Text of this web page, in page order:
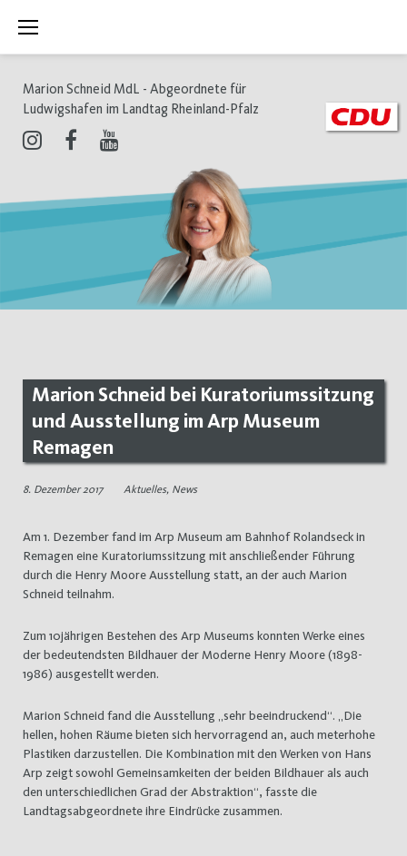
Inhalt
Marion Schneid MdL - Abgeordnete für
Ludwigshafen im Landtag Rheinland-Pfalz
Marion Schneid bei Kuratoriumssitzung
und Ausstellung im Arp Museum
Remagen
8. Dezember 2017 Aktuelles, News
Am 1. Dezember fand im Arp Museum am Bahnhof Rolandseck in
Remagen eine Kuratoriumssitzung mit anschließender Führung
durch die Henry Moore Ausstellung statt, an der auch Marion
Schneid teilnahm.
Zum 10jährigen Bestehen des Arp Museums konnten Werke eines
der bedeutendsten Bildhauer der Moderne Henry Moore (1898-
1986) ausgestellt werden.
Marion Schneid fand die Ausstellung „sehr beeindruckend“. „Die
hellen, hohen Räume bieten sich hervorragend an, auch meterhohe
Plastiken darzustellen. Die Kombination mit den Werken von Hans
Arp zeigt sowohl Gemeinsamkeiten der beiden Bildhauer als auch
den unterschiedlichen Grad der Abstraktion“, fasste die
Landtagsabgeordnete ihre Eindrücke zusammen.